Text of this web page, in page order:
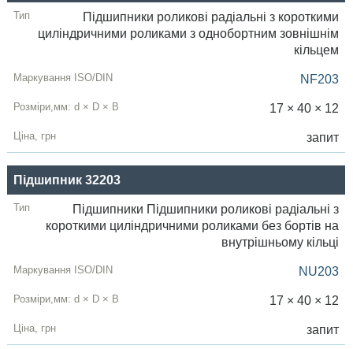
Підшипники роликові радіальні з короткими
циліндричними роликами з однобортним зовнішнім
кільцем
NF203
17 × 40 × 12
запит
Підшипник 32203
Підшипники Підшипники роликові радіальні з
короткими циліндричними роликами без бортів на
внутрішньому кільці
NU203
17 × 40 × 12
запит